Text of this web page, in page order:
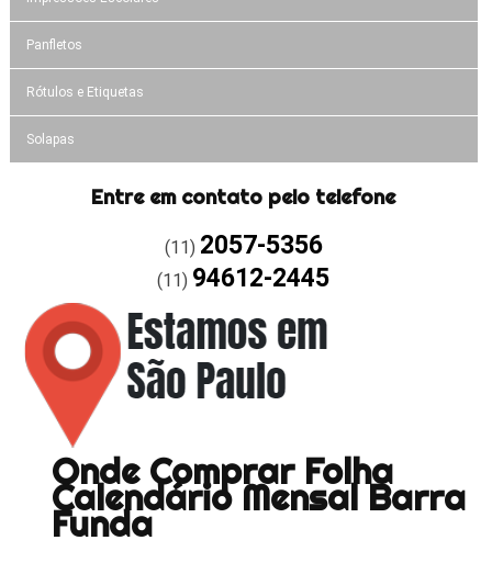
Panfletos
Rótulos e Etiquetas
Solapas
Entre em contato pelo telefone
(11) 2057-5356
(11) 94612-2445
Onde Comprar Folha
Calendário Mensal Barra
Funda